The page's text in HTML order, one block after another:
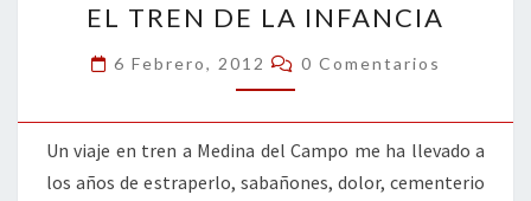
TREN
DE
LA
INFANCIA
EL TREN DE LA INFANCIA
6 Febrero, 2012 Comentarios
0 Comentarios
Un viaje en tren a Medina del Campo me ha llevado a
los años de estraperlo, sabañones, dolor, cementerio